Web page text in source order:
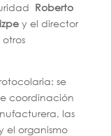
Roberto
y el director
se
coordinación
las
el organismo